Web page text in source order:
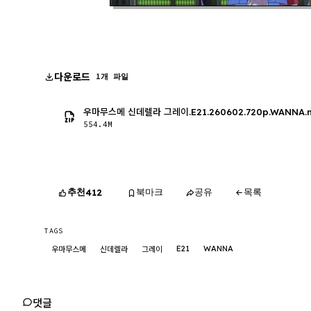
다운로드 1개 파일
우마무스메 신데렐라 그레이
554.4M
추천412 북마크 공유 목록
TAGS
우마무스메 신데렐라 그레이 E21 WANNA
댓글